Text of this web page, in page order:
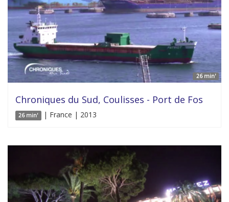
26 min'
Chroniques du Sud, Coulisses - Port de Fos
26 min' | France | 2013